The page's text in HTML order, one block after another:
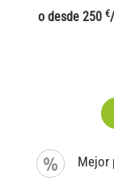
o desde 250 €
Mejor